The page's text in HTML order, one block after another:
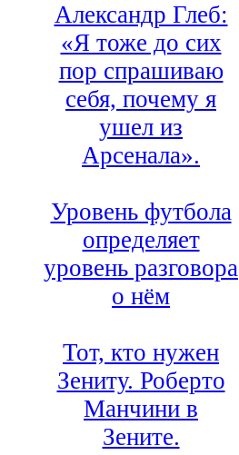
Александр Глеб:
«Я тоже до сих
пор спрашиваю
себя, почему я
ушел из
Арсенала».
Уровень футбола
определяет
уровень разговора
о нём
Тот, кто нужен
Зениту. Роберто
Манчини в
Зените.